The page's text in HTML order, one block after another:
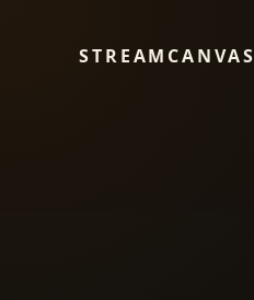
STREAMCANVAS